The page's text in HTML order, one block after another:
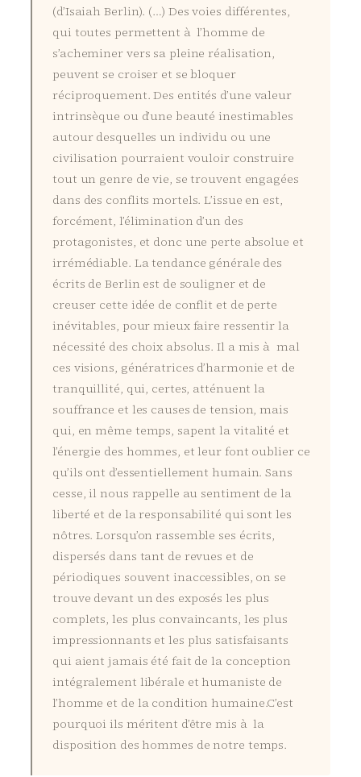
(d’Isaiah Berlin). (…) Des voies différentes,
qui toutes permettent à l’homme de
s’acheminer vers sa pleine réalisation,
peuvent se croiser et se bloquer
réciproquement. Des entités d’une valeur
intrinsèque ou d’une beauté inestimables
autour desquelles un individu ou une
civilisation pourraient vouloir construire
tout un genre de vie, se trouvent engagées
dans des conflits mortels. L’issue en est,
forcément, l’élimination d’un des
protagonistes, et donc une perte absolue et
irrémédiable. La tendance générale des
écrits de Berlin est de souligner et de
creuser cette idée de conflit et de perte
inévitables, pour mieux faire ressentir la
nécessité des choix absolus. Il a mis à mal
ces visions, génératrices d’harmonie et de
tranquillité, qui, certes, atténuent la
souffrance et les causes de tension, mais
qui, en même temps, sapent la vitalité et
l’énergie des hommes, et leur font oublier ce
qu’ils ont d’essentiellement humain. Sans
cesse, il nous rappelle au sentiment de la
liberté et de la responsabilité qui sont les
nôtres. Lorsqu’on rassemble ses écrits,
dispersés dans tant de revues et de
périodiques souvent inaccessibles, on se
trouve devant un des exposés les plus
complets, les plus convaincants, les plus
impressionnants et les plus satisfaisants
qui aient jamais été fait de la conception
intégralement libérale et humaniste de
l’homme et de la condition humaine.C’est
pourquoi ils méritent d’être mis à la
disposition des hommes de notre temps.